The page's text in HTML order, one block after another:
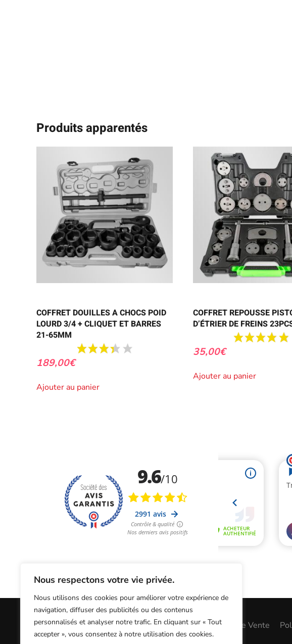
Nous respectons votre vie privée.
Nous utilisons des cookies pour améliorer votre expérience de
navigation, diffuser des publicités ou des contenus
personnalisés et analyser notre trafic. En cliquant sur « Tout
accepter », vous consentez à notre utilisation des cookies.
Produits apparentés
COFFRET DOUILLES A CHOCS POID
LOURD 3/4 + CLIQUET ET BARRES
21-65MM
189,00€
Ajouter au panier
COFFRET REPOUSSE
D’ÉTRIER DE FREINS
35,00€
Ajouter au panier
Informations Légales Conditions Générales de Vente